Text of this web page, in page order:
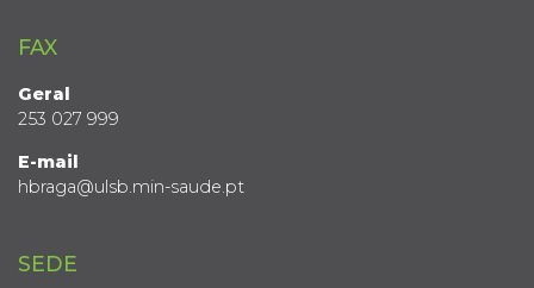
FAX
Geral
253 027 999
E-mail
hbraga@ulsb.min-saude.pt
SEDE